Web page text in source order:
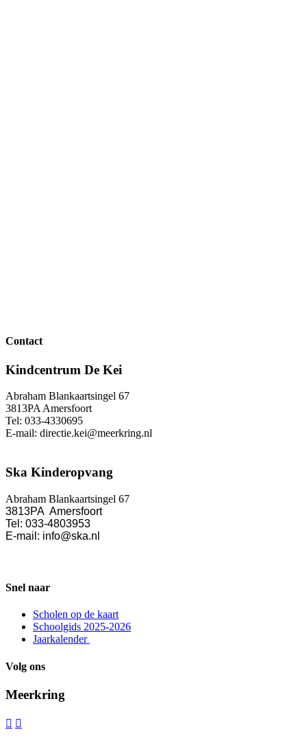
Contact
Kindcentrum De Kei
Abraham Blankaartsingel 67
3813PA Amersfoort
Tel: 033-4330695
E-mail: directie.kei@meerkring.nl
Ska Kinderopvang
Abraham Blankaartsingel 67
3813PA Amersfoort
Tel: 033-4803953
E-mail: info@ska.nl
Snel naar
Scholen op de kaart
Schoolgids 2025-2026
Jaarkalender
Volg ons
Meerkring
 